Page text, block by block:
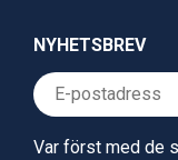
NYHETSBREV
Var först med de